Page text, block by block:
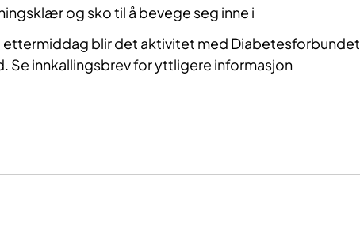
og sko til å bevege seg inne i
ettermiddag blir det aktivitet med Diabetesforbundet
Se innkallingsbrev for yttligere informasjon